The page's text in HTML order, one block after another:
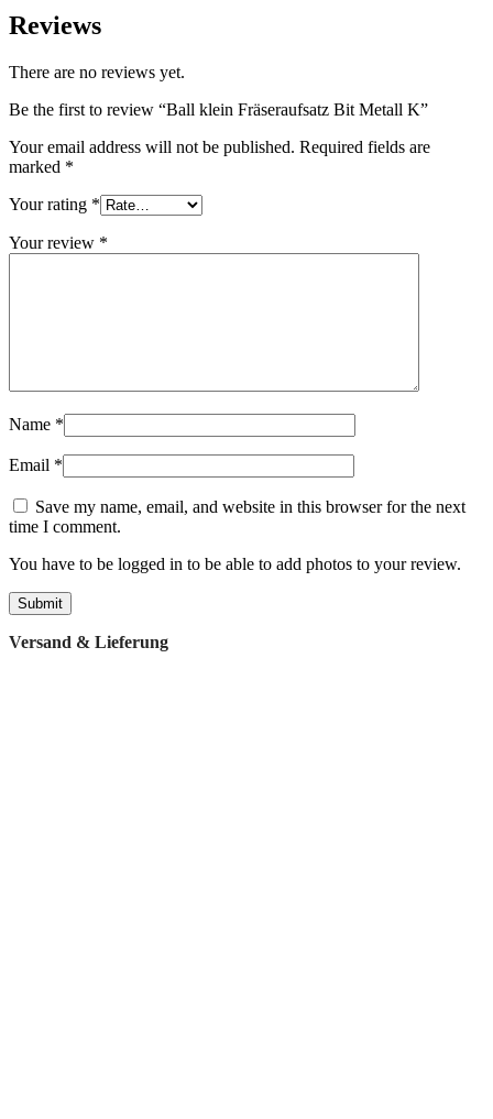
Reviews
There are no reviews yet.
Be the first to review “Ball klein Fräseraufsatz Bit Metall K”
Your email address will not be published. Required fields are
marked *
Your rating *
Your review *
Name *
Email *
Save my name, email, and website in this browser for the next
time I comment.
You have to be logged in to be able to add photos to your review.
Versand & Lieferung